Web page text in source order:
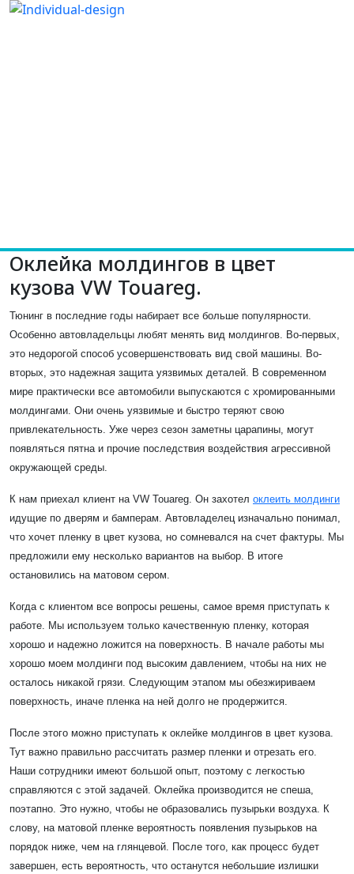
Оклейка молдингов в цвет
кузова VW Touareg.
Тюнинг в последние годы набирает все больше популярности.
Особенно автовладельцы любят менять вид молдингов. Во-первых,
это недорогой способ усовершенствовать вид свой машины. Во-
вторых, это надежная защита уязвимых деталей. В современном
мире практически все автомобили выпускаются с хромированными
молдингами. Они очень уязвимые и быстро теряют свою
привлекательность. Уже через сезон заметны царапины, могут
появляться пятна и прочие последствия воздействия агрессивной
окружающей среды.
К нам приехал клиент на VW Touareg. Он захотел оклеить молдинги
идущие по дверям и бамперам. Автовладелец изначально понимал,
что хочет пленку в цвет кузова, но сомневался на счет фактуры. Мы
предложили ему несколько вариантов на выбор. В итоге
остановились на матовом сером.
Когда с клиентом все вопросы решены, самое время приступать к
работе. Мы используем только качественную пленку, которая
хорошо и надежно ложится на поверхность. В начале работы мы
хорошо моем молдинги под высоким давлением, чтобы на них не
осталось никакой грязи. Следующим этапом мы обезжириваем
поверхность, иначе пленка на ней долго не продержится.
После этого можно приступать к оклейке молдингов в цвет кузова.
Тут важно правильно рассчитать размер пленки и отрезать его.
Наши сотрудники имеют большой опыт, поэтому с легкостью
справляются с этой задачей. Оклейка производится не спеша,
поэтапно. Это нужно, чтобы не образовались пузырьки воздуха. К
слову, на матовой пленке вероятность появления пузырьков на
порядок ниже, чем на глянцевой. После того, как процесс будет
завершен, есть вероятность, что останутся небольшие излишки